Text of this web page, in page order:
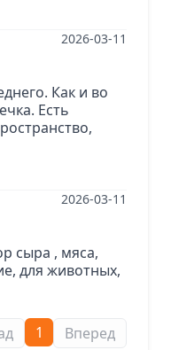
2026-03-11
Как и во
Есть
2026-03-11
сыра , мяса,
для животных,
1 Вперед